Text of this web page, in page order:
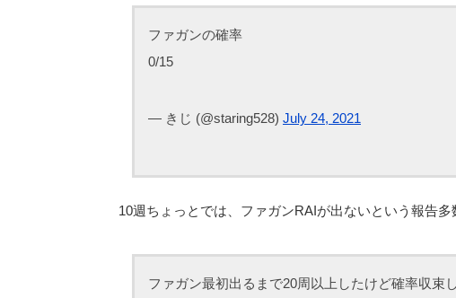
ファガンの確率
0/15
— きじ (@staring528) July 24, 2021
10週ちょっとでは、ファガンRAIが出ないという報告多
ファガン最初出るまで20周以上したけど確率収束